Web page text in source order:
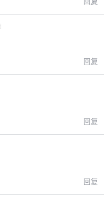
回复
回复
回复
回复